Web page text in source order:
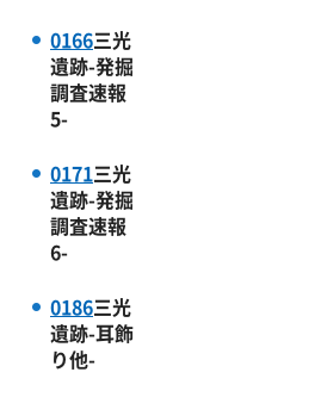
0166三光
遺跡-発掘
調査速報
5-
0171三光
遺跡-発掘
調査速報
6-
0186三光
遺跡-耳飾
り他-